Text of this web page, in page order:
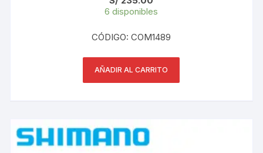
6 disponibles
CÓDIGO: COM1489
AÑADIR AL CARRITO